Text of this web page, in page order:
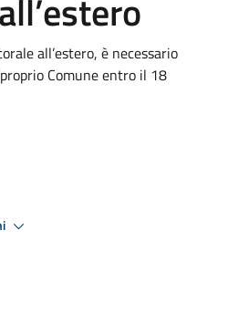
all’estero, è necessario
Comune entro il 18